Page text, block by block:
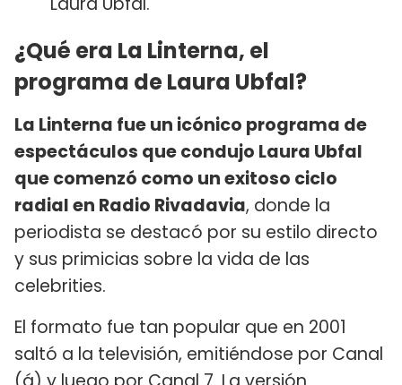
¿Qué era La Linterna, el
programa de Laura Ubfal?
La Linterna fue un icónico programa de
espectáculos que condujo Laura Ubfal
que comenzó como un exitoso ciclo
radial en Radio Rivadavia, donde la
periodista se destacó por su estilo directo
y sus primicias sobre la vida de las
celebrities.
El formato fue tan popular que en 2001
saltó a la televisión, emitiéndose por Canal